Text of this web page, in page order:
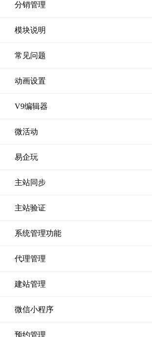
分销管理
模块说明
常见问题
动画设置
V9编辑器
微活动
易企玩
主站同步
主站验证
系统管理功能
代理管理
建站管理
微信小程序
预约管理